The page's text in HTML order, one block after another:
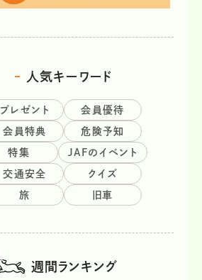
人気キーワード
プレゼント 会員優待
会員特典 危険予知
特集 JAFのイベント
交通安全 クイズ
旅 旧車
週間ランキング